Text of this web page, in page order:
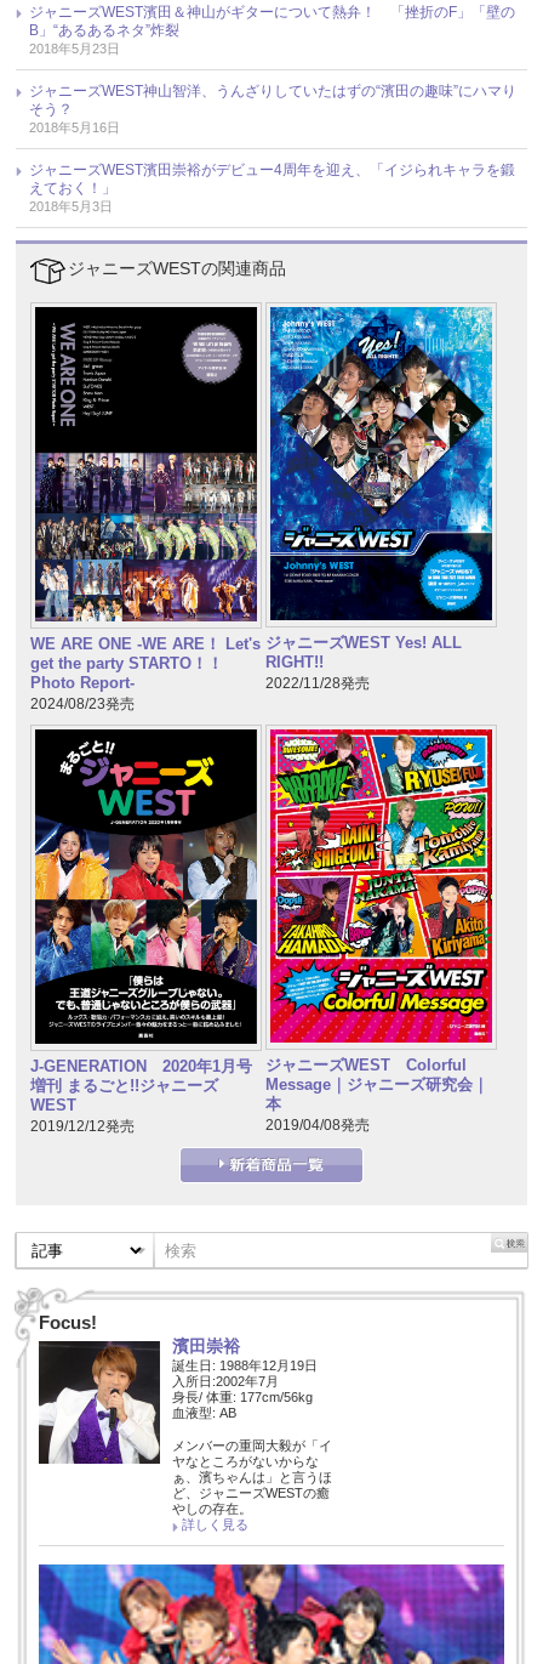
ジャニーズWEST濱田＆神山がギターについて熱弁！ 「挫折のF」「壁の
B」“あるあるネタ”炸裂
2018年5月23日
ジャニーズWEST神山智洋、うんざりしていたはずの“濱田の趣味”にハマり
そう？
2018年5月16日
ジャニーズWEST濱田崇裕がデビュー4周年を迎え、「イジられキャラを鍛
えておく！」
2018年5月3日
ジャニーズWESTの関連商品
WE ARE ONE -WE ARE！ Let's
get the party STARTO！！
Photo Report-
2024/08/23発売
ジャニーズWEST Yes! ALL
RIGHT!!
2022/11/28発売
J-GENERATION 2020年1月号
増刊 まるごと!!ジャニーズ
WEST
2019/12/12発売
ジャニーズWEST Colorful
Message｜ジャニーズ研究会｜
本
2019/04/08発売
Focus!
濱田崇裕
誕生日: 1988年12月19日
入所日:2002年7月
身長/ 体重: 177cm/56kg
血液型: AB
メンバーの重岡大毅が「イ
ヤなところがないからな
ぁ、濱ちゃんは」と言うほ
ど、ジャニーズWESTの癒
やしの存在。
詳しく見る